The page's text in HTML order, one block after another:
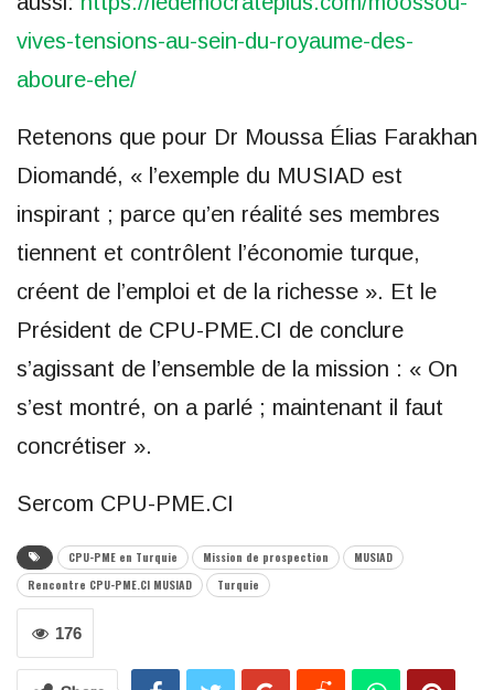
vives-tensions-au-sein-du-royaume-des-
aboure-ehe/
Retenons que pour Dr Moussa Élias Farakhan
Diomandé, « l’exemple du MUSIAD est
inspirant ; parce qu’en réalité ses membres
tiennent et contrôlent l’économie turque,
créent de l’emploi et de la richesse ». Et le
Président de CPU-PME.CI de conclure
s’agissant de l’ensemble de la mission : « On
s’est montré, on a parlé ; maintenant il faut
concrétiser ».
Sercom CPU-PME.CI
CPU-PME en Turquie Mission de prospection
MUSIAD
Rencontre CPU-PME.CI MUSIAD
Turquie
176